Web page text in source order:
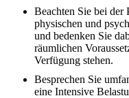
Beachten Sie bei der
physischen und
und bedenken Sie
räumlichen
Verfügung stehen.
Besprechen Sie
eine Intensive